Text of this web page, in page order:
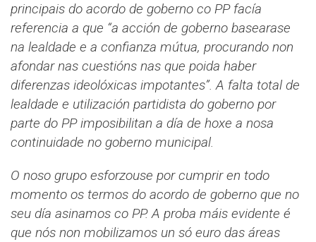
principais do acordo de goberno co PP facía
referencia a que “a acción de goberno basearase
na lealdade e a confianza mútua, procurando non
afondar nas cuestións nas que poida haber
diferenzas ideolóxicas impotantes”. A falta total de
lealdade e utilización partidista do goberno por
parte do PP imposibilitan a día de hoxe a nosa
continuidade no goberno municipal.
O noso grupo esforzouse por cumprir en todo
momento os termos do acordo de goberno que no
seu día asinamos co PP. A proba máis evidente é
que nós non mobilizamos un só euro das áreas